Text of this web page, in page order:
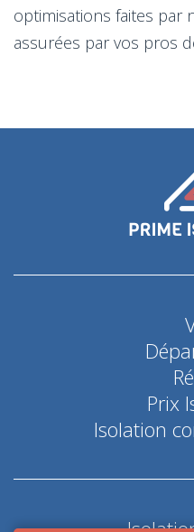
optimisations faites par
assurées par vos pros
Prix
Isolation